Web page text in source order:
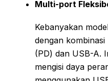
Multi-port
Kebanyakan
dengan
(PD) dan USB-A.
mengisi daya